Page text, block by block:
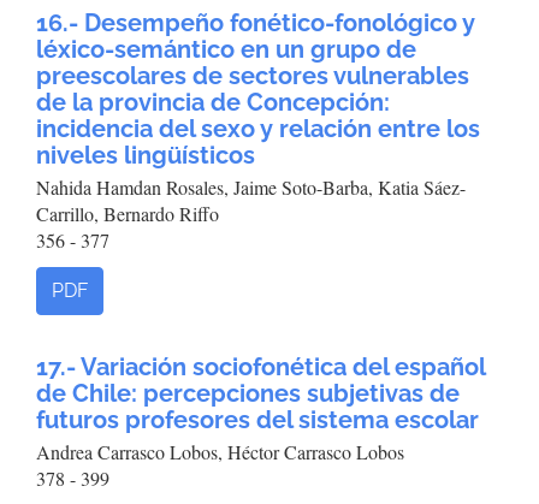
16.- Desempeño fonético-fonológico y
léxico-semántico en un grupo de
preescolares de sectores vulnerables
de la provincia de Concepción:
incidencia del sexo y relación entre los
niveles lingüísticos
Nahida Hamdan Rosales, Jaime Soto-Barba, Katia Sáez-
Carrillo, Bernardo Riffo
356 - 377
PDF
17.- Variación sociofonética del español
de Chile: percepciones subjetivas de
futuros profesores del sistema escolar
Andrea Carrasco Lobos, Héctor Carrasco Lobos
378 - 399